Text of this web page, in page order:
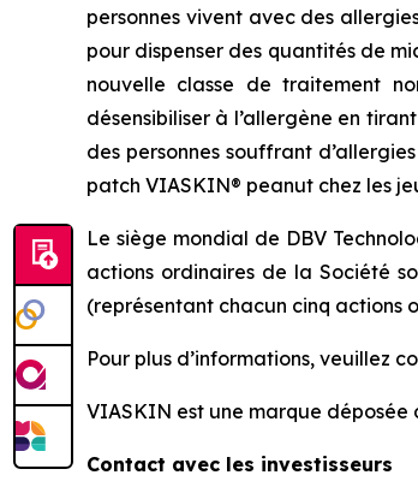
personnes vivent avec des
pour dispenser des quantités de
nouvelle classe de traitement
désensibiliser à l’allergène en
des personnes souffrant
patch VIASKIN® peanut chez les
Le siège mondial de DBV
actions ordinaires de la Société
(représentant chacun cinq actions
Pour plus d’informations, veuillez
VIASKIN est une marque déposée
Contact avec les investisseurs